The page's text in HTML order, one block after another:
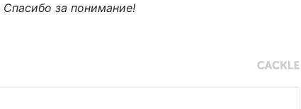
Спасибо за понимание!